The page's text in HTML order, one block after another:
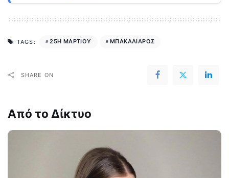
TAGS: 25Η ΜΑΡΤΙΟΥ ΜΠΑΚΑΛΙΑΡΟΣ
SHARE ON
Από το Δίκτυο